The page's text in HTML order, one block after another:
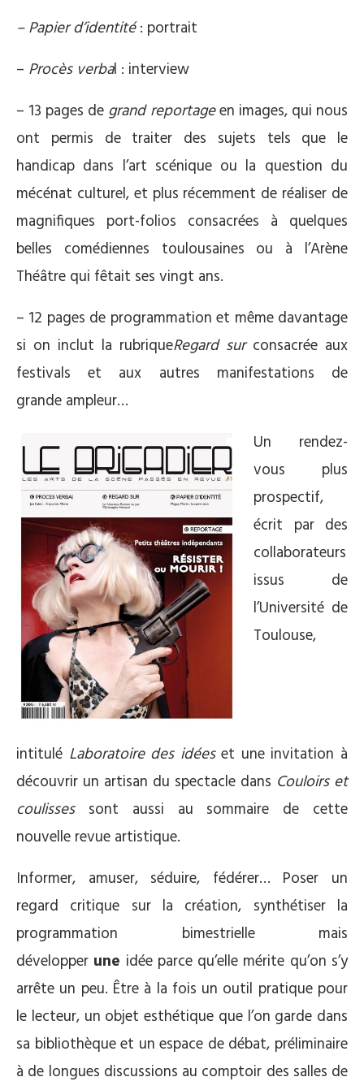
– Papier d’identité: portrait
– Procès verbal : interview
– 13 pages de grand reportageen images, qui nous
ont permis de traiter des sujets tels que le
handicap dans l’art scénique ou la question du
mécénat culturel, et plus récemment de réaliser de
magnifiques port-folios consacrées à quelques
belles comédiennes toulousaines ou à l’Arène
Théâtre qui fêtait ses vingt ans.
– 12 pages de programmation et même davantage
si on inclut la rubriqueRegard surconsacrée aux
festivals et aux autres manifestations de
grande ampleur…
Un rendez-
vous plus
prospectif,
écrit par des
collaborateurs
issus de
l’Université de
Toulouse,
intitulé Laboratoire des idéeset une invitation à
découvrir un artisan du spectacle dans Couloirs et
coulisses sont aussi au sommaire de cette
nouvelle revue artistique.
Informer, amuser, séduire, fédérer… Poser un
regard critique sur la création, synthétiser la
programmation bimestrielle mais
développer une idée parce qu’elle mérite qu’on s’y
arrête un peu. Être à la fois un outil pratique pour
le lecteur, un objet esthétique que l’on garde dans
sa bibliothèque et un espace de débat, préliminaire
à de longues discussions au comptoir des salles de